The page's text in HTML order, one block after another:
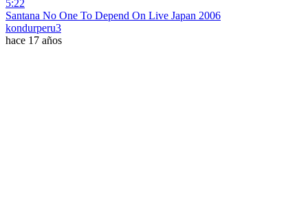
5:22
Santana No One To Depend On Live Japan 2006
kondurperu3
hace 17 años